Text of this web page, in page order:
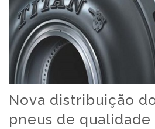
Nova distribuição
pneus de qualidade